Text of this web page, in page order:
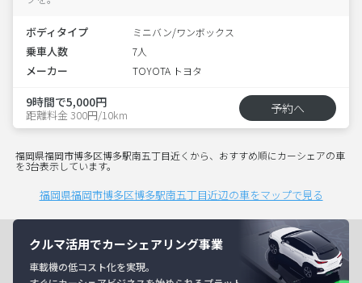
ボディタイプ ミニバン/ワンボックス
乗車人数 7人
メーカー TOYOTA トヨタ
9時間で5,000円
距離料金 300円/10km 予約へ
福岡県福岡市博多区博多駅南五丁目近くから、おすすめ順にカーシェアの車
を3台表示しています。
福岡県福岡市博多区博多駅南五丁目近辺の車をマップで見る
クルマ活用でカーシェアリング事業
車載機の低コスト化を実現。